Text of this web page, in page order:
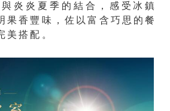
炎炎夏季的結合，感受冰鎮
果香豐味，佐以富含巧思的餐
美搭配。